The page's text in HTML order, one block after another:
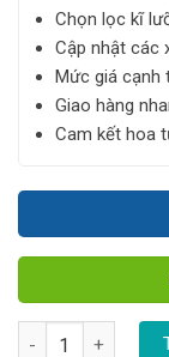
Chọn lọc kĩ
Cập nhật các
Mức giá cạnh
Giao hàng
Cam kết hoa
Bó hồng kem -